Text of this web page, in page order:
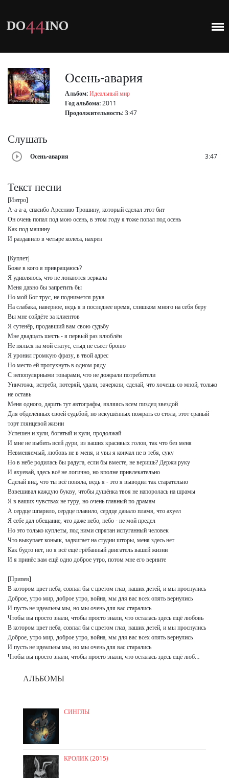
Осень-авария
Альбом:Идеальный мир
Год альбома:2011
Продолжительность:3:47
Слушать
Осень-авария 3:47
Текст песни
[Интро]
А-а-а-а, спасибо Арсению Трошину, который сделал этот бит
Он очень попал под мою осень, в этом году я тоже попал под осень
Как под машину
И раздавило в четыре колеса, нахрен
[Куплет]
Боже в кого я привращаюсь?
Я удивляюсь, что не лопаются зеркала
Меня давно бы запретить бы
Но мой Бог трус, не поднимется рука
На слабака, наверное, ведь я в последнее время, слишком много на себя беру
Вы мне сойдёте за клиентов
Я сутенёр, продавший вам свою судьбу
Мне двадцать шесть - я первый раз влюблён
Не пялься на мой статус, стыд не съест броню
Я уронил громкую фразу, в твой адрес
Но место ей протухнуть в одном ряду
С непопулярными товарами, что не дожрали потребители
Уничтожь, истреби, потеряй, удали, зачеркни, сделай, что хочешь со мной, только
не оставь
Меня одного, дарить тут автографы, являясь всем пиздец звездой
Для обделённых своей судьбой, но искушённых пожрать со стола, этот сраный
торт глянцевой жизни
Успешен и хули, богатый и хули, продолжай
И мне не выбить всей дури, из ваших красивых голов, так что без меня
Невменяемый, любовь не в меня, и увы я кончал не в тебя, суку
Но в небе родилась бы радуга, если бы вместе, не веришь? Держи руку
И ахуевай, здесь всё не логично, но вполне привлекательно
Сделай вид, что ты всё поняла, ведь я - это я выводил так старательно
Взвешивал каждую букву, чтобы душёнка твоя не напоролась на шрамы
Я в ваших чувствах не гуру, но очень главный по драмам
А сердце шпарило, сердце плавило, сердце давало пламя, что ахуел
Я себе дал обещание, что даже небо, небо - не мой предел
Но это только куплеты, под ними спрятан испуганный человек
Что выкупает коньяк, задвигает на студии шторы, меня здесь нет
Как будто нет, но я всё ещё грёбанный двигатель вашей жизни
И я принёс вам ещё одно доброе утро, потом мне его верните
[Припев]
В котором цвет неба, совпал бы с цветом глаз, наших детей, и мы проснулись
Доброе, утро мир, доброе утро, война, мы для вас всех опять вернулись
И пусть не идеальны мы, но мы очень для вас старались
Чтобы вы просто знали, чтобы просто знали, что осталась здесь ещё любовь
В котором цвет неба, совпал бы с цветом глаз, наших детей, и мы проснулись
Доброе, утро мир, доброе утро, война, мы для вас всех опять вернулись
И пусть не идеальны мы, но мы очень для вас старались
Чтобы вы просто знали, чтобы просто знали, что осталась здесь ещё люб…
АЛЬБОМЫ
СИНГЛЫ
КРОЛИК (2015)